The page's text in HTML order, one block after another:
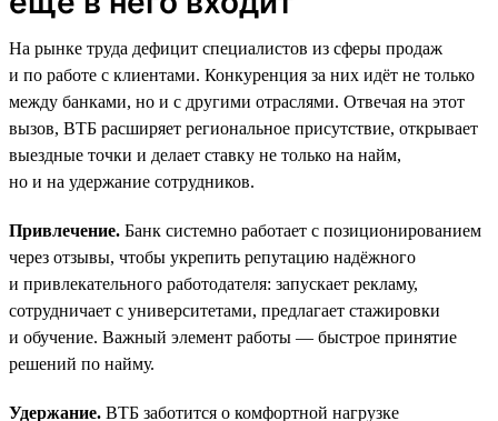
На рынке труда дефицит специалистов из сферы продаж
и по работе с клиентами. Конкуренция за них идёт не только
между банками, но и с другими отраслями. Отвечая на этот
вызов, ВТБ расширяет региональное присутствие, открывает
выездные точки и делает ставку не только на найм,
но и на удержание сотрудников.
Привлечение. Банк системно работает с позиционированием
через отзывы, чтобы укрепить репутацию надёжного
и привлекательного работодателя: запускает рекламу,
сотрудничает с университетами, предлагает стажировки
и обучение. Важный элемент работы — быстрое принятие
решений по найму.
Удержание. ВТБ заботится о комфортной нагрузке